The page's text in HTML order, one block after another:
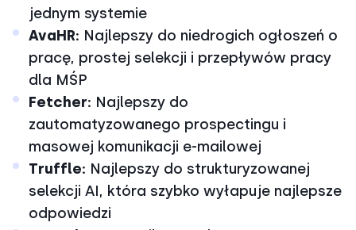
jednym systemie
AvaHR: Najlepszy do niedrogich ogłoszeń o
pracę, prostej selekcji i przepływów pracy
dla MŚP
Fetcher: Najlepszy do
zautomatyzowanego prospectingu i
masowej komunikacji e-mailowej
Truffle: Najlepszy do strukturyzowanej
selekcji AI, która szybko wyłapuje najlepsze
odpowiedzi